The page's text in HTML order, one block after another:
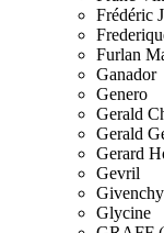
Frédéric
Furlan
Ganador
Genero
Gerald
Gerald
Gerard
Gevril
Givenchy
Glycine